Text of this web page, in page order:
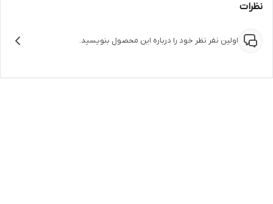
نظرات
اولین نفر نظر خود را درباره این محصول بنویسید.